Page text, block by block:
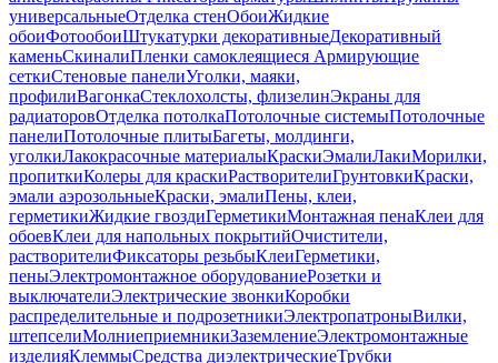
универсальныеОтделка стенОбоиЖидкие
обоиФотообоиШтукатурки декоративныеДекоративный
каменьСкиналиПленки самоклеящиеся Армирующие
сеткиСтеновые панелиУголки, маяки,
профилиВагонкаСтеклохолсты, флизелинЭкраны для
радиаторовОтделка потолкаПотолочные системыПотолочные
панелиПотолочные плитыБагеты, молдинги,
уголкиЛакокрасочные материалыКраскиЭмалиЛакиМорилки,
пропиткиКолеры для краскиРастворителиГрунтовкиКраски,
эмали аэрозольныеКраски, эмалиПены, клеи,
герметикиЖидкие гвоздиГерметикиМонтажная пенаКлеи для
обоевКлеи для напольных покрытийОчистители,
растворителиФиксаторы резьбыКлеиГерметики,
пеныЭлектромонтажное оборудованиеРозетки и
выключателиЭлектрические звонкиКоробки
распределительные и подрозетникиЭлектропатроныВилки,
штепселиМолниеприемникиЗаземлениеЭлектромонтажные
изделияКлеммыСредства диэлектрическиеТрубки